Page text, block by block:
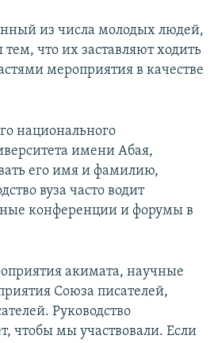
из числа молодых людей,
что их заставляют ходить
мероприятия в качестве
национального
имени Абая,
его имя и фамилию,
вуза часто водит
конференции и форумы в
акимата, научные
Союза писателей,
Руководство
чтобы мы участвовали. Если